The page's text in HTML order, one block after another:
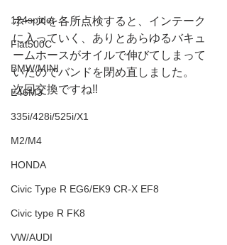
124spider
Fiat500C
BMW/MINI
E46M3
335i/428i/525i/X1
M2/M4
HONDA
Civic Type R EG6/EK9 CR-X EF8
Civic type R FK8
VW/AUDI
ホースを各所点検すると、インテーク
に入っていく、ありとあらゆるバキュ
ームホースがオイルで伸びてしまって
いたのでバンドを閉め直しました。
次回交換ですね‼️